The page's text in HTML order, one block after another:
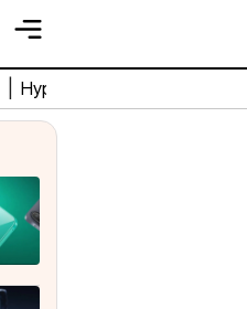
HyperOS 3